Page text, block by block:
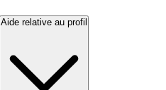
Aide relative au profil